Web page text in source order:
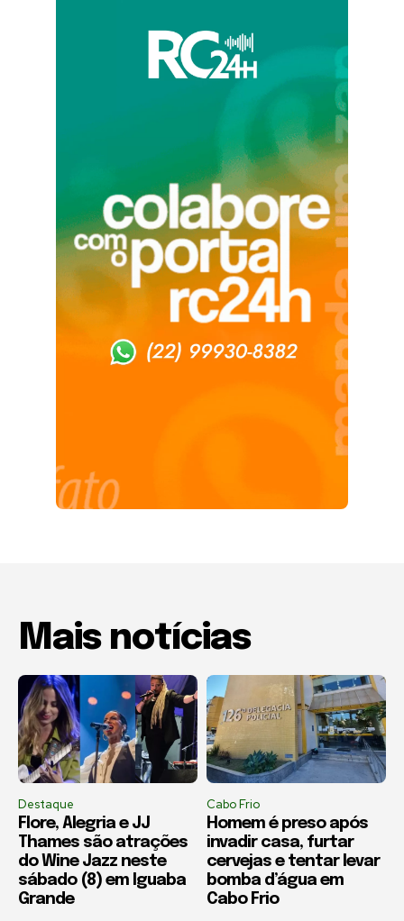
Mais notícias
Destaque
Flore, Alegria e JJ
Thames são atrações
do Wine Jazz neste
sábado (8) em Iguaba
Grande
Cabo Frio
Homem é preso após
invadir casa, furtar
cervejas e tentar levar
bomba d’água em
Cabo Frio